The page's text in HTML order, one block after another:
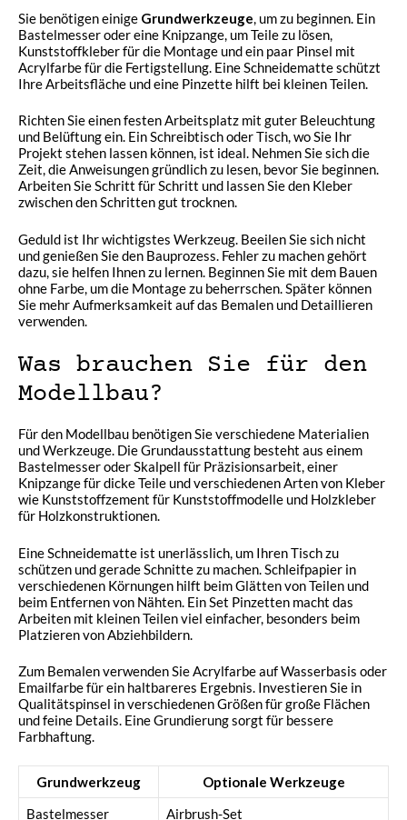
Sie benötigen einige Grundwerkzeuge , um zu beginnen. Ein
Bastelmesser oder eine Knipzange, um Teile zu lösen,
Kunststoffkleber für die Montage und ein paar Pinsel mit
Acrylfarbe für die Fertigstellung. Eine Schneidematte schützt
Ihre Arbeitsfläche und eine Pinzette hilft bei kleinen Teilen.
Richten Sie einen festen Arbeitsplatz mit guter Beleuchtung
und Belüftung ein. Ein Schreibtisch oder Tisch, wo Sie Ihr
Projekt stehen lassen können, ist ideal. Nehmen Sie sich die
Zeit, die Anweisungen gründlich zu lesen, bevor Sie beginnen.
Arbeiten Sie Schritt für Schritt und lassen Sie den Kleber
zwischen den Schritten gut trocknen.
Geduld ist Ihr wichtigstes Werkzeug. Beeilen Sie sich nicht
und genießen Sie den Bauprozess. Fehler zu machen gehört
dazu, sie helfen Ihnen zu lernen. Beginnen Sie mit dem Bauen
ohne Farbe, um die Montage zu beherrschen. Später können
Sie mehr Aufmerksamkeit auf das Bemalen und Detaillieren
verwenden.
Was brauchen Sie für den
Modellbau?
Für den Modellbau benötigen Sie verschiedene Materialien
und Werkzeuge. Die Grundausstattung besteht aus einem
Bastelmesser oder Skalpell für Präzisionsarbeit, einer
Knipzange für dicke Teile und verschiedenen Arten von Kleber
wie Kunststoffzement für Kunststoffmodelle und Holzkleber
für Holzkonstruktionen.
Eine Schneidematte ist unerlässlich, um Ihren Tisch zu
schützen und gerade Schnitte zu machen. Schleifpapier in
verschiedenen Körnungen hilft beim Glätten von Teilen und
beim Entfernen von Nähten. Ein Set Pinzetten macht das
Arbeiten mit kleinen Teilen viel einfacher, besonders beim
Platzieren von Abziehbildern.
Zum Bemalen verwenden Sie Acrylfarbe auf Wasserbasis oder
Emailfarbe für ein haltbareres Ergebnis. Investieren Sie in
Qualitätspinsel in verschiedenen Größen für große Flächen
und feine Details. Eine Grundierung sorgt für bessere
Farbhaftung.
Grundwerkzeug
Optionale Werkzeuge
Bastelmesser
Airbrush-Set